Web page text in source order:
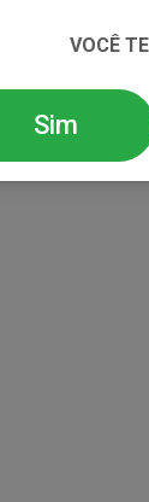
1O YEARS 750 ML
VOCÊ
Sim